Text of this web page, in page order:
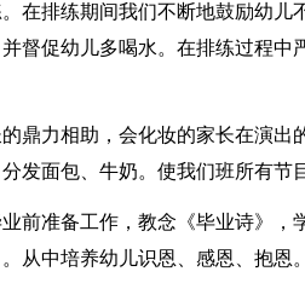
在排练期间我们不断地鼓励幼儿
督促幼儿多喝水。在排练过程中
鼎力相助，会化妆的家长在演出
发面包、牛奶。使我们班所有节
前准备工作，教念《毕业诗》，
。从中培养幼儿识恩、感恩、抱